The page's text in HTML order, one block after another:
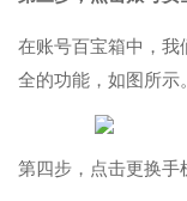
在账号百宝箱中，我
全的功能，如图所示。
第四步，点击更换手